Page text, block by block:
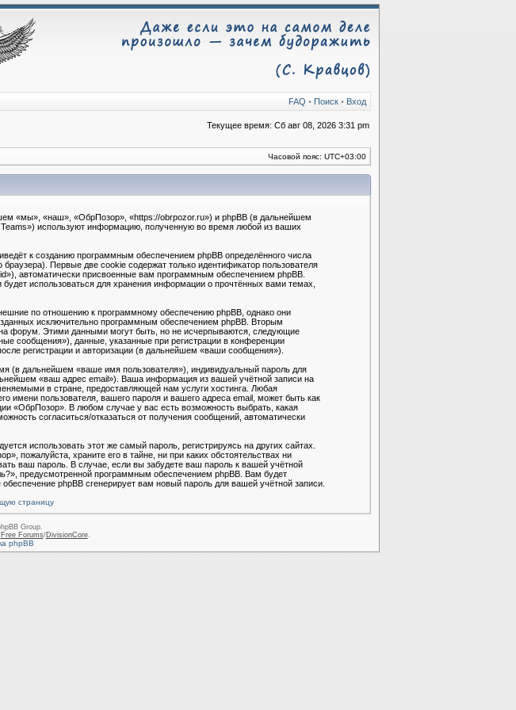
FAQ • Поиск • Вход
Текущее время: Сб авг 08, 2026 3:31 pm
Часовой пояс: UTC+03:00
«мы», «наш», «ОбрПозор», «https://obrpozor.ru») и phpBB (в дальнейшем
используют информацию, полученную во время любой из ваших
к созданию программным обеспечением phpBB определённого числа
Первые две cookie содержат только идентификатор пользователя
автоматически присвоенные вам программным обеспечением phpBB.
использоваться для хранения информации о прочтённых вами темах,
по отношению к программному обеспечению phpBB, однако они
исключительно программным обеспечением phpBB. Вторым
форум. Этими данными могут быть, но не исчерпываются, следующие
сообщения»), данные, указанные при регистрации в конференции
регистрации и авторизации (в дальнейшем «ваши сообщения»).
(в дальнейшем «ваше имя пользователя»), индивидуальный пароль для
«ваш адрес email»). Ваша информация из вашей учётной записи на
в стране, предоставляющей нам услуги хостинга. Любая
пользователя, вашего пароля и вашего адреса email, может быть как
«ОбрПозор». В любом случае у вас есть возможность выбрать, какая
согласиться/отказаться от получения сообщений, автоматически
использовать этот же самый пароль, регистрируясь на других сайтах.
пожалуйста, храните его в тайне, ни при каких обстоятельствах ни
ваш пароль. В случае, если вы забудете ваш пароль к вашей учётной
предусмотренной программным обеспечением phpBB. Вам будет
phpBB сгенерирует вам новый пароль для вашей учётной записи.
страницу
Group.
Free Forums/DivisionCore.
phpBB